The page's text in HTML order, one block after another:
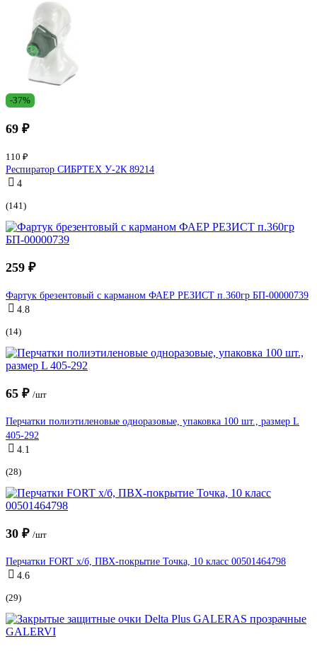
-37%
69 ₽
110 ₽
Респиратор СИБРТЕХ У-2К 89214
4
(141)
259 ₽
Фартук брезентовый с карманом ФАЕР РЕЗИСТ п.360гр БП-00000739
4.8
(14)
65 ₽ /шт
Перчатки полиэтиленовые одноразовые, упаковка 100 шт., размер L
405-292
4.1
(28)
30 ₽ /шт
Перчатки FORT х/б, ПВХ-покрытие Точка, 10 класс 00501464798
4.6
(29)